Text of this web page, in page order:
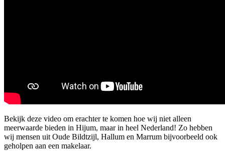
Bekijk deze video om erachter te komen hoe wij niet alleen
meerwaarde bieden in Hijum, maar in heel Nederland! Zo hebben
wij mensen uit Oude Bildtzijl, Hallum en Marrum bijvoorbeeld ook
geholpen aan een makelaar.